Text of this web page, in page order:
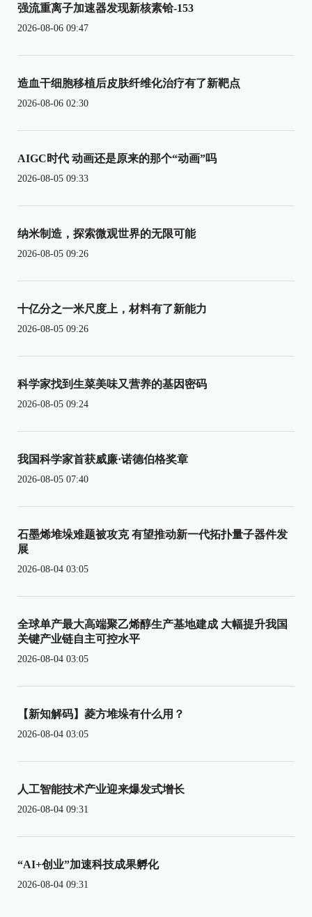
强流重离子加速器发现新核素铪-153
2026-08-06 09:47
造血干细胞移植后皮肤纤维化治疗有了新靶点
2026-08-06 02:30
AIGC时代 动画还是原来的那个“动画”吗
2026-08-05 09:33
纳米制造，探索微观世界的无限可能
2026-08-05 09:26
十亿分之一米尺度上，材料有了新能力
2026-08-05 09:26
科学家找到生菜美味又营养的基因密码
2026-08-05 09:24
我国科学家首获威廉·诺德伯格奖章
2026-08-05 07:40
石墨烯堆垛难题被攻克 有望推动新一代拓扑量子器件发
展
2026-08-04 03:05
全球单产最大高端聚乙烯醇生产基地建成 大幅提升我国
关键产业链自主可控水平
2026-08-04 03:05
【新知解码】菱方堆垛有什么用？
2026-08-04 03:05
人工智能技术产业迎来爆发式增长
2026-08-04 09:31
“AI+创业”加速科技成果孵化
2026-08-04 09:31